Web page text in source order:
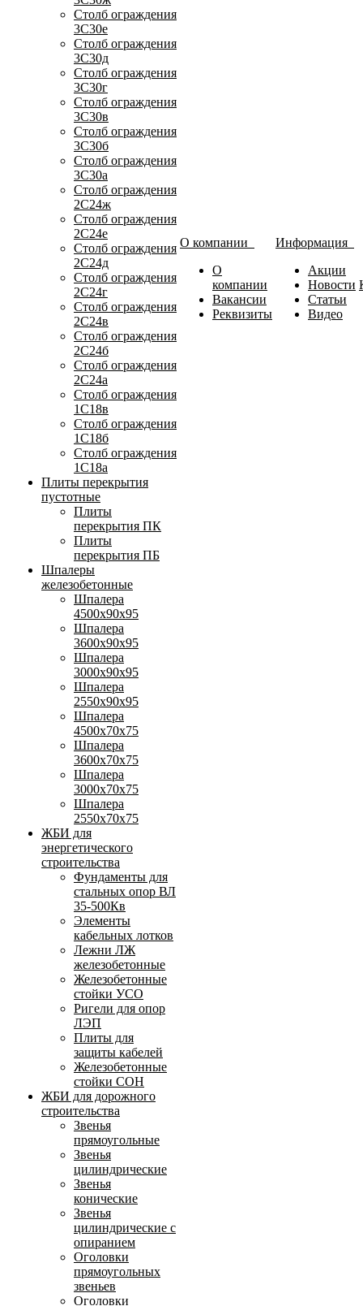
Столб ограждения
3С30е
Столб ограждения
3С30д
Столб ограждения
3С30г
Столб ограждения
3С30в
Столб ограждения
3С30б
Столб ограждения
3С30а
Столб ограждения
2С24ж
Столб ограждения
2С24е
Столб ограждения
2С24д
Столб ограждения
2С24г
Столб ограждения
2С24в
Столб ограждения
2С24б
Столб ограждения
2С24а
Столб ограждения
1С18в
Столб ограждения
1С18б
Столб ограждения
1С18а
Плиты перекрытия
пустотные
Плиты
перекрытия ПК
Плиты
перекрытия ПБ
Шпалеры
железобетонные
Шпалера
4500х90х95
Шпалера
3600х90х95
Шпалера
3000х90х95
Шпалера
2550х90х95
Шпалера
4500х70х75
Шпалера
3600х70х75
Шпалера
3000х70х75
Шпалера
2550х70х75
ЖБИ для
энергетического
строительства
Фундаменты для
стальных опор ВЛ
35-500Кв
Элементы
кабельных лотков
Лежни ЛЖ
железобетонные
Железобетонные
стойки УСО
Ригели для опор
ЛЭП
Плиты для
защиты кабелей
Железобетонные
стойки СОН
ЖБИ для дорожного
строительства
Звенья
прямоугольные
Звенья
цилиндрические
Звенья
конические
Звенья
цилиндрические с
опиранием
Оголовки
прямоугольных
звеньев
Оголовки
О компании
О
компании
Вакансии
Реквизиты
Информация
Акции
Новости
Статьи
Видео